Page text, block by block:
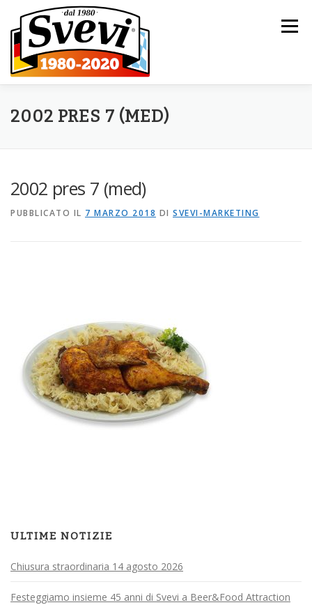
Passa al contenuto
Menu
HOME L’AZIENDA I NOSTRI PRODOTTI
2002 PRES 7 (MED)
2002 pres 7 (med)
PUBBLICATO IL 7 MARZO 2018 DI SVEVI-MARKETING
ULTIME NOTIZIE
Chiusura straordinaria 14 agosto 2026
Festeggiamo insieme 45 anni di Svevi a Beer&Food Attraction